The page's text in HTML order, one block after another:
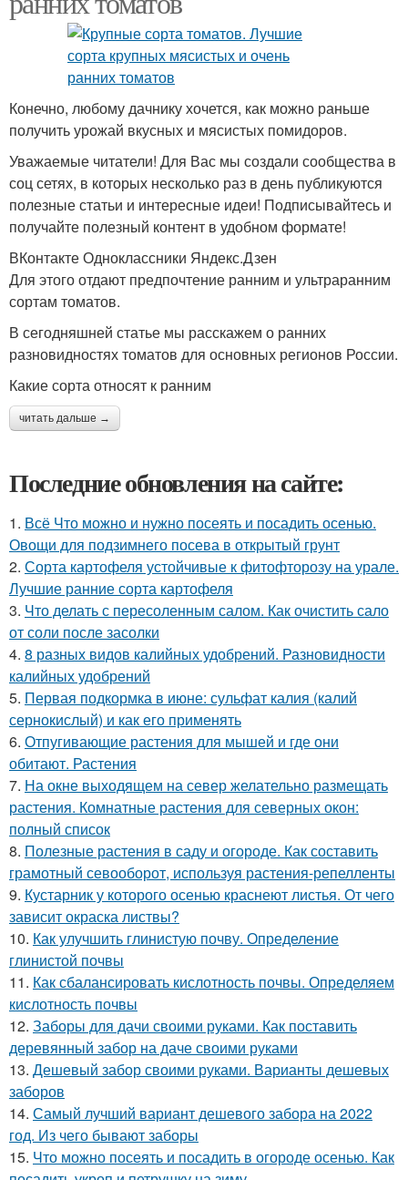
Конечно, любому дачнику хочется, как можно раньше
получить урожай вкусных и мясистых помидоров.
Уважаемые читатели! Для Вас мы создали сообщества в
соц сетях, в которых несколько раз в день публикуются
полезные статьи и интересные идеи! Подписывайтесь и
получайте полезный контент в удобном формате!
ВКонтакте Одноклассники Яндекс.Дзен
Для этого отдают предпочтение ранним и ультраранним
сортам томатов.
В сегодняшней статье мы расскажем о ранних
разновидностях томатов для основных регионов России.
Какие сорта относят к ранним
читать дальше →
Последние обновления на сайте:
1. Всё Что можно и нужно посеять и посадить осенью.
Овощи для подзимнего посева в открытый грунт
2. Сорта картофеля устойчивые к фитофторозу на урале.
Лучшие ранние сорта картофеля
3. Что делать с пересоленным салом. Как очистить сало
от соли после засолки
4. 8 разных видов калийных удобрений. Разновидности
калийных удобрений
5. Первая подкормка в июне: сульфат калия (калий
сернокислый) и как его применять
6. Отпугивающие растения для мышей и где они
обитают. Растения
7. На окне выходящем на север желательно размещать
растения. Комнатные растения для северных окон:
полный список
8. Полезные растения в саду и огороде. Как составить
грамотный севооборот, используя растения-репелленты
9. Кустарник у которого осенью краснеют листья. От чего
зависит окраска листвы?
10. Как улучшить глинистую почву. Определение
глинистой почвы
11. Как сбалансировать кислотность почвы. Определяем
кислотность почвы
12. Заборы для дачи своими руками. Как поставить
деревянный забор на даче своими руками
13. Дешевый забор своими руками. Варианты дешевых
заборов
14. Самый лучший вариант дешевого забора на 2022
год. Из чего бывают заборы
15. Что можно посеять и посадить в огороде осенью. Как